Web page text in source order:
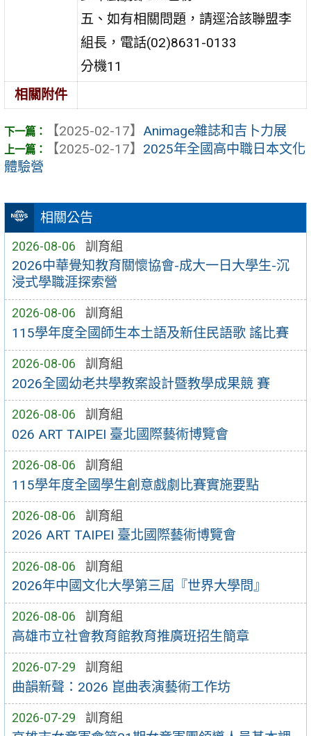
相關公告
2026-08-06 訓育組
2026中華覺知教育關懷協會-成大一日大學生-沉
浸式學職涯探索營
2026-08-06 訓育組
115學年度全國師生本土語及新住民語歌 謠比賽
2026-08-06 訓育組
2026全國幼老共學教案設計暨教學成果競 賽
2026-08-06 訓育組
026 ART TAIPEI 臺北國際藝術博覽會
2026-08-06 訓育組
115學年度全國學生創意戲劇比賽實施要點
2026-08-06 訓育組
2026 ART TAIPEI 臺北國際藝術博覽會
2026-08-06 訓育組
2026年中國文化大學第三屆『世界大學問』
2026-08-06 訓育組
高雄市立社會教育館教育推廣班招生簡章
2026-07-29 訓育組
曲韻新聲：2026 崑曲表演藝術工作坊
2026-07-29 訓育組
五、如有相關問題，請逕洽該聯盟李
組長，電話(02)8631-0133
分機11
相關附件
【2025-02-17】 Animage雜誌和吉卜力展
【2025-02-17】 2025年全國高中職日本文化
體驗營